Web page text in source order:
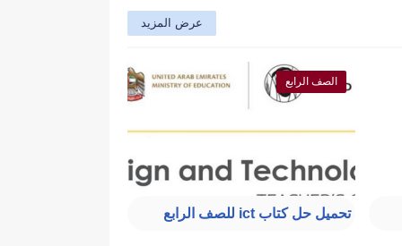
عرض المزيد
الصف الرابع
تحميل حل كتاب ict للصف الرابع